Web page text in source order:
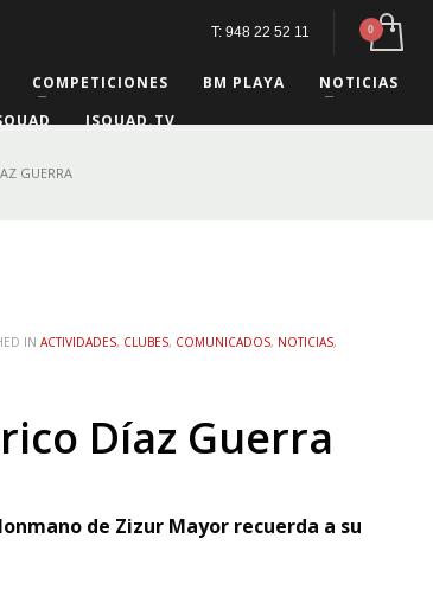
T: 948 22 52 11
COMPETICIONES BM PLAYA NOTICIAS
ISQUAD.TV
GUERRA
IN ACTIVIDADES, CLUBES, COMUNICADOS, NOTICIAS,
Díaz Guerra
de Zizur Mayor recuerda a su